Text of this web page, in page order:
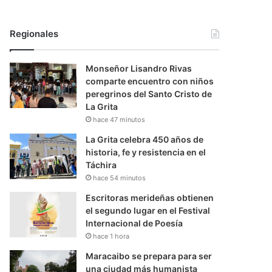
Regionales
Monseñor Lisandro Rivas
comparte encuentro con niños
peregrinos del Santo Cristo de
La Grita
hace 47 minutos
La Grita celebra 450 años de
historia, fe y resistencia en el
Táchira
hace 54 minutos
Escritoras merideñas obtienen
el segundo lugar en el Festival
Internacional de Poesía
hace 1 hora
Maracaibo se prepara para ser
una ciudad más humanista